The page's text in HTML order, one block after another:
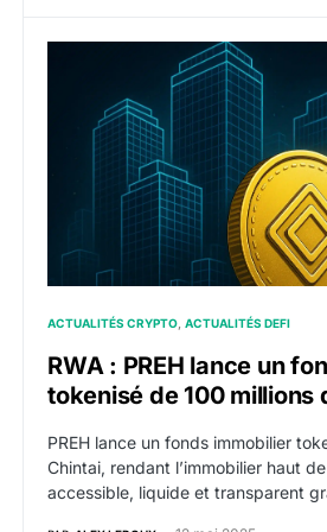
RWA : PREH lance un fonds
ACTUALITÉS CRYPTO ACTUALITÉS DEFI
RWA : PREH lance un
tokenisé de 100 millions
PREH lance un fonds immobilier
Chintai, rendant l’immobilier haut
accessible, liquide et transparent